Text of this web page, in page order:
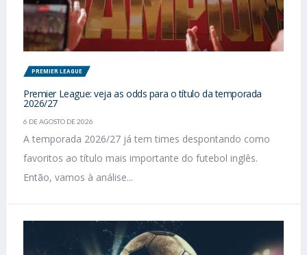
PREMIER LEAGUE
Premier League: veja as odds para o título da temporada
2026/27
6 DE AGOSTO DE 2026
A temporada 2026/27 já tem times despontando como
favoritos ao título mais importante do futebol inglês.
Então, vamos à análise...